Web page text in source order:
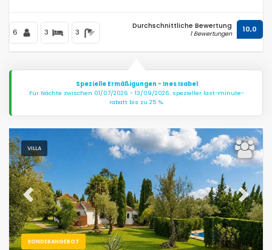
Blicke
Weitere Kategorien
6 3 3
Durchschnittliche Bewertung
1 Bewertungen 10,0
Spezielle Ermäßigungen - Ines Isabel
Für Nächte zwischen 01/07/2026 - 13/09/2026: spezieller last-minute-
rabatt bis zu 25 %.
VILLA
SONDERANGEBOT
Previous Next